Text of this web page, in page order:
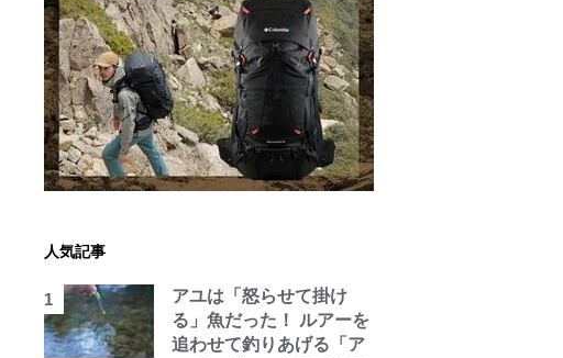
人気記事
アユは「怒らせて掛け
る」魚だった！ ルアーを
追わせて釣りあげる「ア